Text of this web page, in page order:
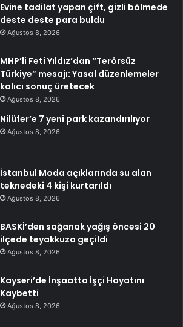
Evine tadilat yapan çift, gizli bölmede
deste deste para buldu
Ağustos 8, 2026
MHP’li Feti Yıldız’dan “Terörsüz
Türkiye” mesajı: Yasal düzenlemeler
kalıcı sonuç üretecek
Ağustos 8, 2026
Nilüfer’e 7 yeni park kazandırılıyor
Ağustos 8, 2026
İstanbul Moda açıklarında su alan
teknedeki 4 kişi kurtarıldı
Ağustos 8, 2026
BASKİ’den sağanak yağış öncesi 20
ilçede teyakkuza geçildi
Ağustos 8, 2026
Kayseri’de İnşaatta İşçi Hayatını
Kaybetti
Ağustos 8, 2026